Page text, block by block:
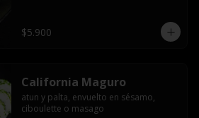
$5.900
California Maguro
atun y palta, envuelto en sésamo,
ciboulette o masago